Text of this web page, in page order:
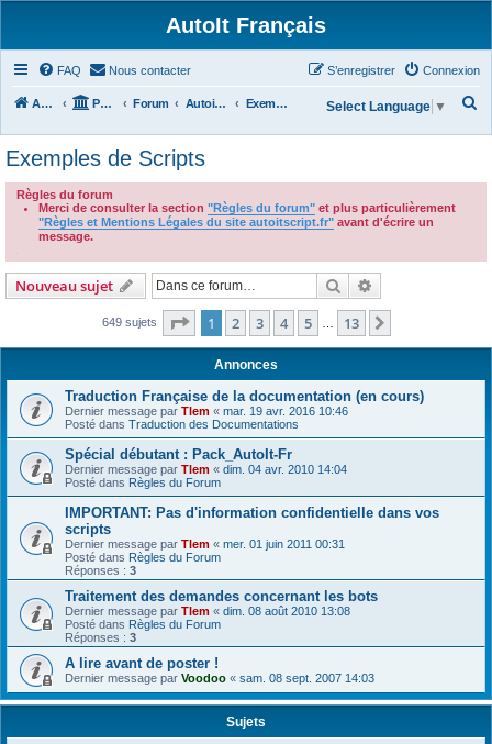
AutoIt Français
FAQ Nous contacter Connexion
S’enregistrer
Accueil Portail Forum Autoit v3 Exemples de Scripts
h
c
Select Language ▼
Exemples de Scripts
Règles du forum
Merci de consulter la section "Règles du forum" et plus particulièrement
"Règles et Mentions Légales du site autoitscript.fr" avant d'écrire un
message.
Nouveau sujet Rechercher
649 sujets Page 1sur13
1 2 3 4 5 13
Annonces
Traduction Française de la documentation (en cours)
Dernier message par Tlem « mar. 19 avr. 2016 10:46
Posté dans Traduction des Documentations
Spécial débutant : Pack_AutoIt-Fr
Dernier message par Tlem « dim. 04 avr. 2010 14:04
Posté dans Règles du Forum
IMPORTANT: Pas d'information confidentielle dans vos
scripts
Dernier message par Tlem « mer. 01 juin 2011 00:31
Posté dans Règles du Forum
Réponses : 3
Traitement des demandes concernant les bots
Dernier message par Tlem « dim. 08 août 2010 13:08
Posté dans Règles du Forum
Réponses : 3
A lire avant de poster !
Dernier message par Voodoo « sam. 08 sept. 2007 14:03
Sujets